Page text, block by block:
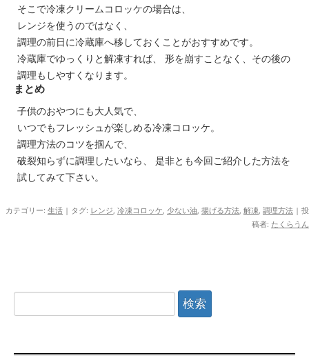
そこで冷凍クリームコロッケの場合は、
レンジを使うのではなく、
調理の前日に冷蔵庫へ移しておくことがおすすめです。
冷蔵庫でゆっくりと解凍すれば、 形を崩すことなく、その後の
調理もしやすくなります。
まとめ
子供のおやつにも大人気で、
いつでもフレッシュが楽しめる冷凍コロッケ。
調理方法のコツを掴んで、
破裂知らずに調理したいなら、 是非とも今回ご紹介した方法を
試してみて下さい。
カテゴリー: 生活 | タグ: レンジ 冷凍コロッケ 少ない油 揚げる方法 解凍 調理方法 | 投
稿者: たくらうん
索: